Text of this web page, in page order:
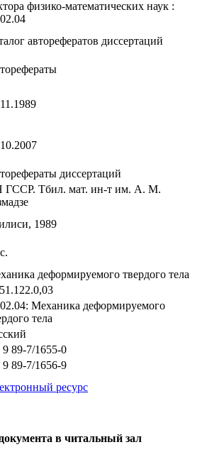
физико-математических наук :
авторефератов диссертаций
диссертаций
ГССР. Тбил. мат. ин-т им. А. М.
1989
деформируемого твердого тела
Механика деформируемого
тела
89-7/1655-0
89-7/1656-9
ресурс
в читальный зал